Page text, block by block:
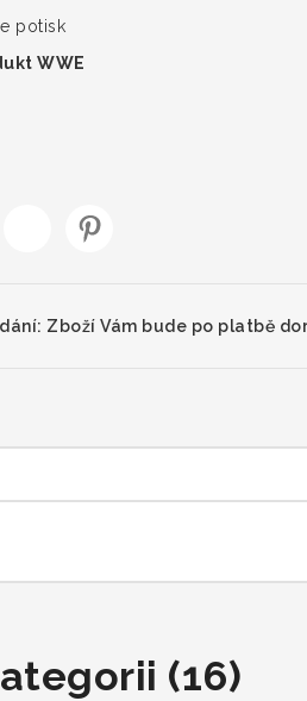
potisk
WWE
Zboží Vám bude po platbě
(16)